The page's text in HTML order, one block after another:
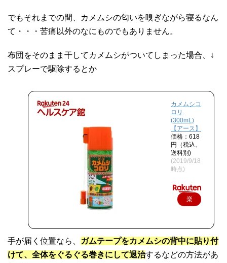
でもそれまでの間、カメムシの匂いを嗅ぎながら寝るなん
て・・・苦痛以外のなにものでもありません。
布団をそのまま干してカメムシがついてしまった場合、↓
スプレーで駆除するとか
カメムシコ
ロリ
(300mL)
【アース】
価格：618
円（税込、
送料別)
(2019/9/18
時点)
楽
購
入
手が届く位置なら、
ガムテープをカメムシの背中に貼り付
けて、全体をぐるぐる巻きにして退治するなどの方法があ